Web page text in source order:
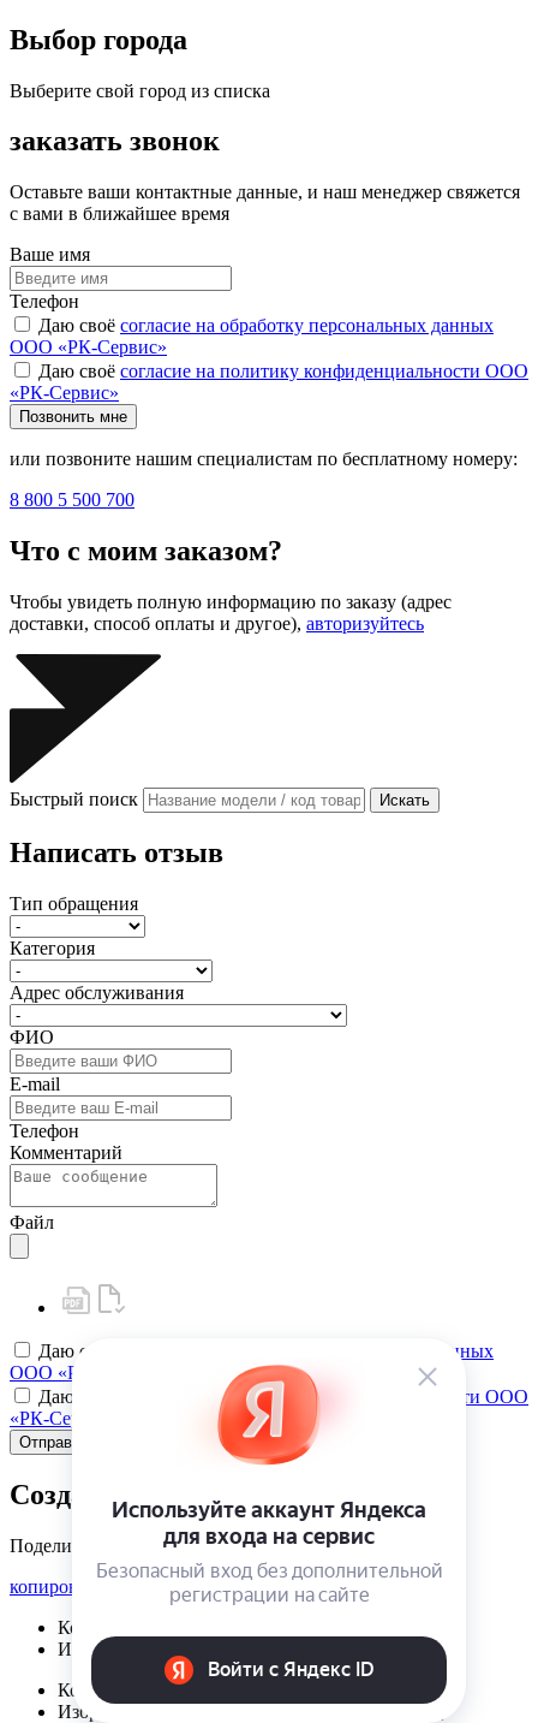
Выбор города
Выберите свой город из списка
заказать звонок
Оставьте ваши контактные данные, и наш менеджер свяжется
с вами в ближайшее время
Ваше имя
Телефон
Даю своё согласие на обработку персональных данных
ООО «РК-Сервис»
Даю своё согласие на политику конфиденциальности ООО
«РК-Сервис»
Позвонить мне
или позвоните нашим специалистам по бесплатному номеру:
8 800 5 500 700
Что с моим заказом?
Чтобы увидеть полную информацию по заказу (адрес
доставки, способ оплаты и другое), авторизуйтесь
Быстрый поиск Искать
Написать отзыв
Тип обращения
Категория
Адрес обслуживания
ФИО
E-mail
Телефон
Комментарий
Файл
Даю своё
согласие на обработку персональных данных
ООО «РК-Сервис»
Даю своё
согласие на политику конфиденциальности ООО
«РК-Сервис»
Отправить
Создать карту клиента
Поделиться
копировать ссылку
Корзина | {{ cart.items.value.length }}
Избранное | {{ initData.favoriteProducts.length }}
Корзина | {{ cart.items.value.length }}
Избранное | {{ initData.favoriteProducts.length }}